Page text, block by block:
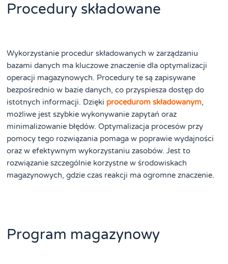
Procedury składowane
Wykorzystanie procedur składowanych w zarządzaniu
bazami danych ma kluczowe znaczenie dla optymalizacji
operacji magazynowych. Procedury te są zapisywane
bezpośrednio w bazie danych, co przyspiesza dostęp do
istotnych informacji. Dzięki procedurom składowanym,
możliwe jest szybkie wykonywanie zapytań oraz
minimalizowanie błędów. Optymalizacja procesów przy
pomocy tego rozwiązania pomaga w poprawie wydajności
oraz w efektywnym wykorzystaniu zasobów. Jest to
rozwiązanie szczególnie korzystne w środowiskach
magazynowych, gdzie czas reakcji ma ogromne znaczenie.
Program magazynowy